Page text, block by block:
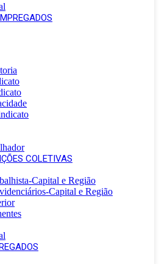
COLETIVAS
Capital e Região
Capital e Região